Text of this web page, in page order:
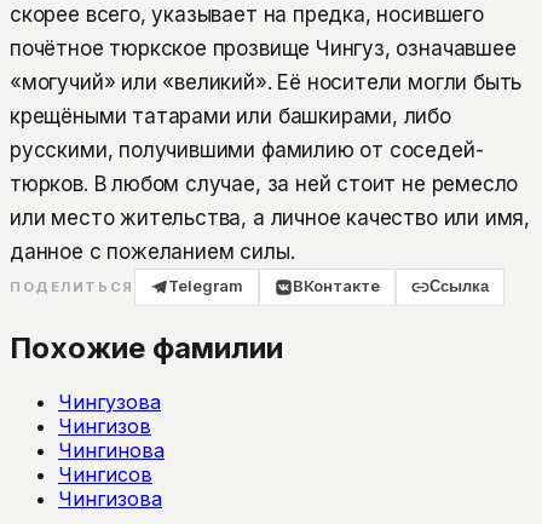
скорее всего, указывает на предка, носившего
почётное тюркское прозвище Чингуз, означавшее
«могучий» или «великий». Её носители могли быть
крещёными татарами или башкирами, либо
русскими, получившими фамилию от соседей-
тюрков. В любом случае, за ней стоит не ремесло
или место жительства, а личное качество или имя,
данное с пожеланием силы.
ПОДЕЛИТЬСЯ Telegram ВКонтакте Ссылка
Похожие фамилии
Чингузова
Чингизов
Чингинова
Чингисов
Чингизова